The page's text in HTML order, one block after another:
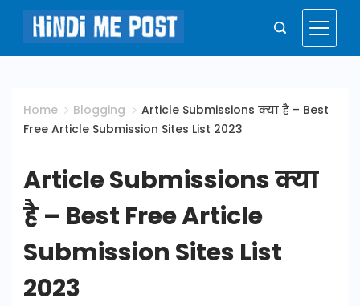
Skip
content
Hindi
Me
Post
Home Blogging
Article Submissions क्या है – Best
Free Article Submission Sites List 2023
Article Submissions क्या
है – Best Free Article
Submission Sites List
2023